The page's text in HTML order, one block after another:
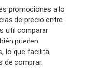
promociones a lo
de precio entre
útil comparar
pueden
lo que facilita
de comprar.